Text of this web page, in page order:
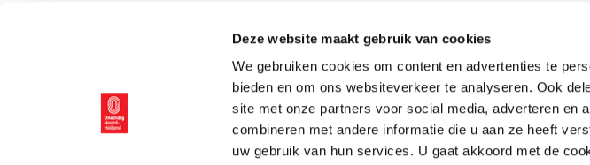
Deze website maakt gebruik van cookies
We gebruiken cookies om content en advertenties te
bieden en om ons websiteverkeer te analyseren. Ook
site met onze partners voor social media, adverteren en
combineren met andere informatie die u aan ze heeft
uw gebruik van hun services. U gaat akkoord met de